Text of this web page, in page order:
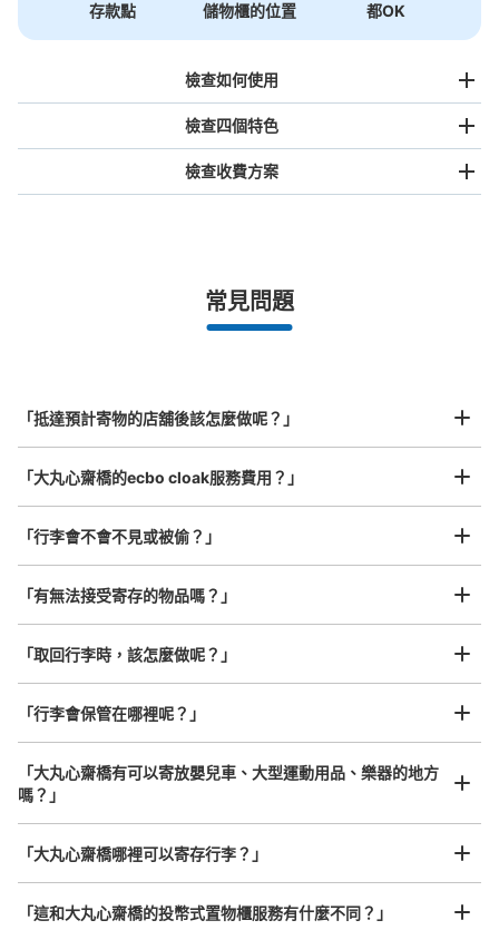
中等的:6/ ¥300小的:15/ ¥200
付款方式
現金
大丸心斎橋コインロッカー②
存款點
儲物櫃的位置
都OK
檢查如何使用
事先用手機預約
指定的日期和時間
工作人員拍完行李照片後
放下行李，愉快度過一整天！
檢查四個特色
全國有1,000家以上合作店鋪
我們與許多地點方便的車站內店舖以及24小時營業的店鋪合作。
任何尺寸的行李都OK
樂器、嬰兒車、腳踏車等，只要是1個人能搬運的行李尺寸就OK
檢查收費方案
最長邊未滿45cm的行李（小型背包、手提包、手提行李
¥800/日
常見問題
「抵達預計寄物的店舖後該怎麼做呢？」
「大丸心齋橋的ecbo cloak服務費用？」
「行李會不會不見或被偷？」
「有無法接受寄存的物品嗎？」
「取回行李時，該怎麼做呢？」
「行李會保管在哪裡呢？」
「大丸心齋橋有可以寄放嬰兒車、大型運動用品、樂器的地方
嗎？」
「大丸心齋橋哪裡可以寄存行李？」
「這和大丸心齋橋的投幣式置物櫃服務有什麼不同？」